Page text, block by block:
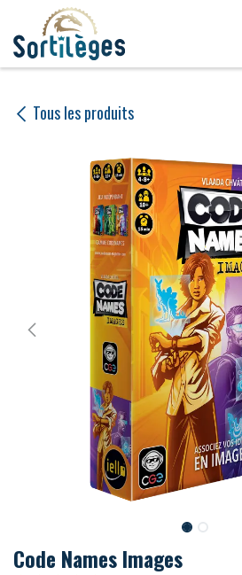
Se rendre au contenu
Tous les produits
Code Names Images